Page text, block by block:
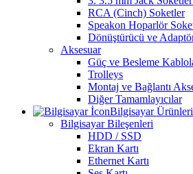
RCA (Cinch) Soketler
Speakon Hoparlör
Dönüştürücü ve
Aksesuar
Güç ve Besleme
Trolleys
Montaj ve Bağlantı
Diğer Tamamlayıcılar
Bilgisayar Ürünleri
Bilgisayar Bileşenleri
HDD / SSD
Ekran Kartı
Ethernet Kartı